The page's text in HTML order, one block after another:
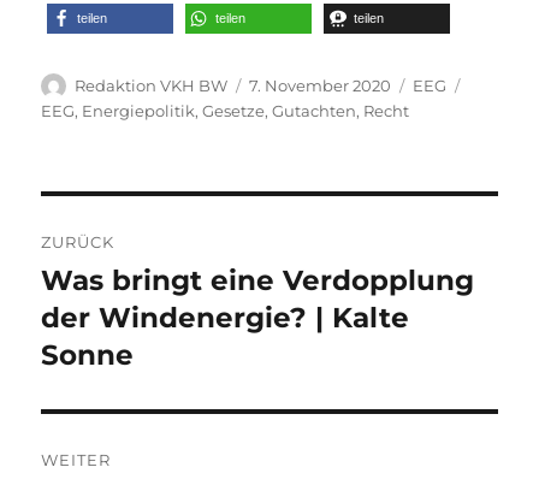
teilen teilen teilen
Autor
Redaktion VKH BW
Veröffentlicht
am
7. November 2020 Kategorien
EEG
EEG, Energiepolitik,Gesetze,Gutachten, Recht
ZURÜCK
Vorheriger
Beitrag:
Was bringt eine Verdopplung
der Windenergie? | Kalte
Sonne
WEITER